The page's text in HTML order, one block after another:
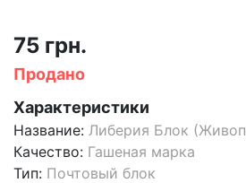
75 грн.
Продано
Характеристики
Название: Либерия Блок
Качество: Гашеная марка
Тип: Почтовый блок